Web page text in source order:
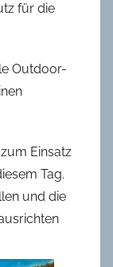
für die
Outdoor-
Einsatz
Tag.
und die